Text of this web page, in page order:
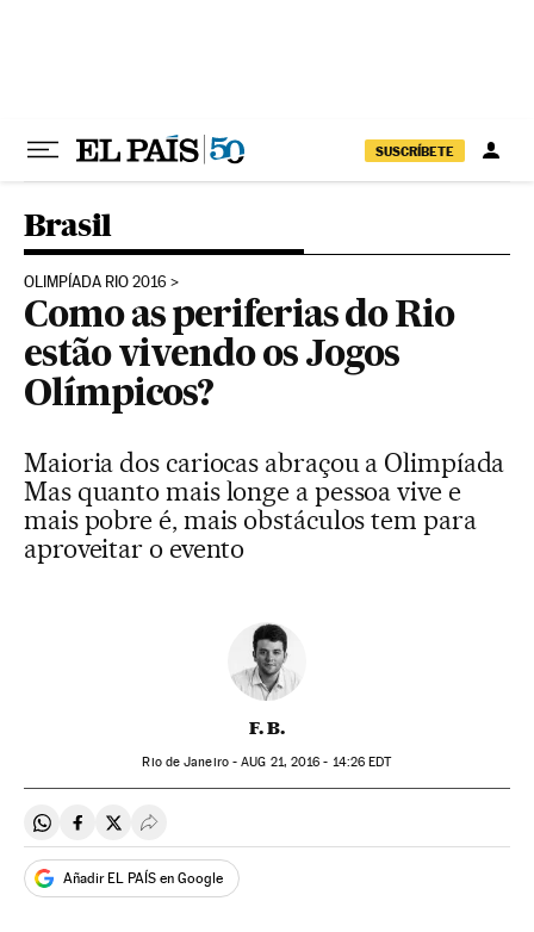
SUSCRÍBETE
Brasil
OLIMPÍADA RIO 2016
Como as periferias do Rio
estão vivendo os Jogos
Olímpicos?
Maioria dos cariocas abraçou a Olimpíada
Mas quanto mais longe a pessoa vive e
mais pobre é, mais obstáculos tem para
aproveitar o evento
F. B.
Rio de Janeiro -AUG 21, 2016 - 14:26 EDT
Compartir en Whatsapp
Compartir en Facebook
Compartir en Twitter
Desplegar Redes Sociales
Añadir EL PAÍS en Google